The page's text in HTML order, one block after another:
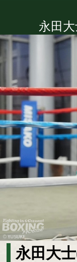
永田
永田大